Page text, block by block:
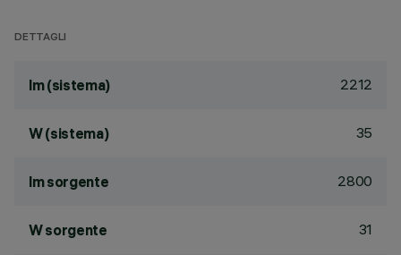
DETTAGLI
lm (sistema) 2212
W (sistema) 35
lm sorgente 2800
W sorgente 31